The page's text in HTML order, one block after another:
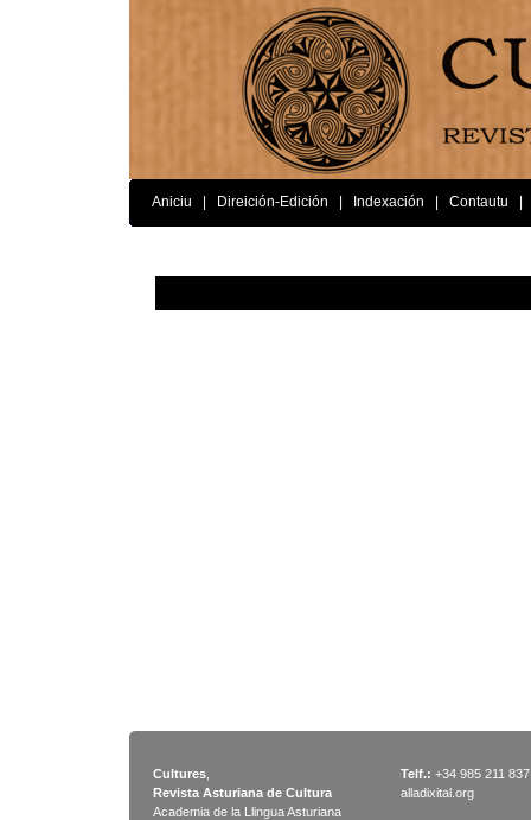
Aniciu Direición-Edición Indexación Contautu
Cultures
Revista Asturiana de Cultura
Academia de la Llingua Asturiana
Telf.: +34 985 211 837
alladixital.org